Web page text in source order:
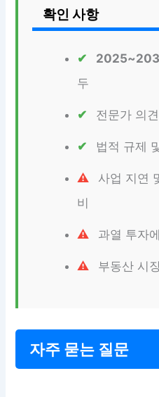
확인 사항
두
전문가 의
법적 규제
사업 지연
비
과열 투자
부동산 시
자주 묻는 질문